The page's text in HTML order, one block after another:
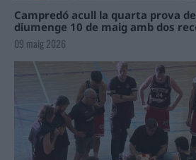
Campredó acull la quarta prova
diumenge 10 de maig amb dos
09 maig 2026